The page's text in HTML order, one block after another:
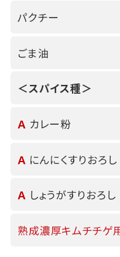
パクチー
ごま油
＜スパイス種＞
Ａ カレー粉
Ａ にんにくすりおろし
Ａ しょうがすりおろし
熟成濃厚キムチチゲ